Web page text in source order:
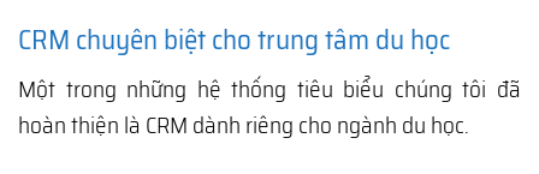
CRM chuyên biệt cho trung tâm du học
Một trong những hệ thống tiêu biểu chúng tôi đã
hoàn thiện là CRM dành riêng cho ngành du học.